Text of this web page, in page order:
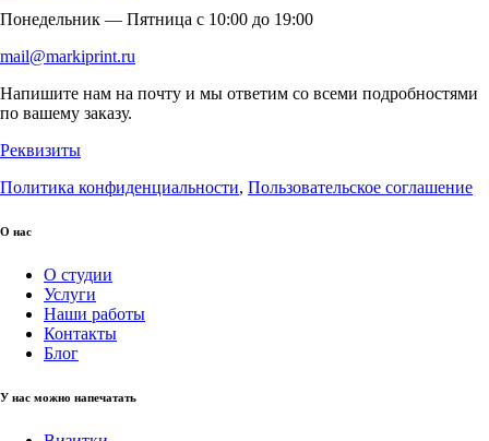
Понедельник — Пятница c 10:00 до 19:00
mail@markiprint.ru
Напишите нам на почту и мы ответим со всеми подробностями
по вашему заказу.
Реквизиты
Политика конфиденциальности, Пользовательское соглашение
О нас
О студии
Услуги
Наши работы
Контакты
Блог
У нас можно напечатать